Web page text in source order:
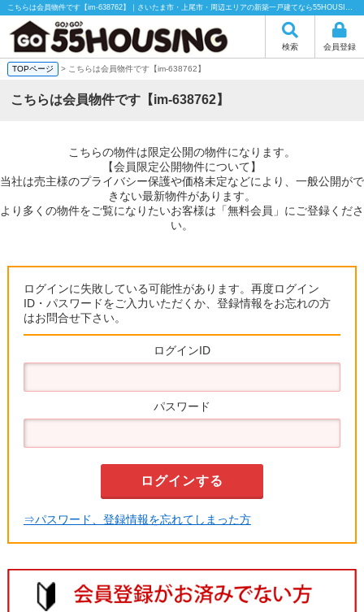
こちらは会員物件です【im-638762】｜さいたま市・上尾市・周辺エリアの新築一戸建てなら55HOUSING（55ハウジング）にお任せください！
検索 会員登録
TOPページ > こちらは会員物件です【im-638762】
こちらは会員物件です【im-638762】
こちらの物件は限定公開の物件になります。
【会員限定公開物件について】
当社は売主様のプライバシー保護や価格未定などにより、一般公開がで
きない最新物件があります。
より多くの物件をご覧になりたいお客様は「無料会員」にご登録くださ
い。
ログインに失敗している可能性があります。再度ログイン
ID・パスワードをご入力いただくか、登録情報をお忘れの方
はお問合せ下さい。
ログインID
パスワード
⇒パスワード、登録情報を忘れてしまった方